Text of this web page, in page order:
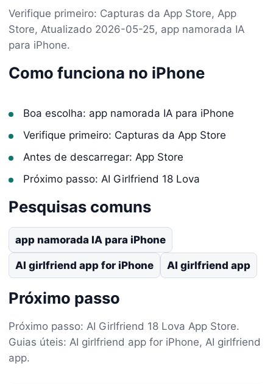
Verifique primeiro: Capturas da App Store, App
Store, Atualizado 2026-05-25, app namorada IA
para iPhone.
Como funciona no iPhone
Boa escolha: app namorada IA para iPhone
Verifique primeiro: Capturas da App Store
Antes de descarregar: App Store
Próximo passo: AI Girlfriend 18 Lova
Pesquisas comuns
app namorada IA para iPhone
AI girlfriend app for iPhone AI girlfriend app
Próximo passo
Próximo passo: AI Girlfriend 18 Lova App Store.
Guias úteis: AI girlfriend app for iPhone, AI girlfriend
app.